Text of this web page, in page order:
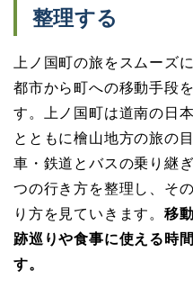
整理する
上ノ国町の旅をスムーズ
都市から町への移動手段
す。上ノ国町は道南の日
とともに檜山地方の旅の
車・鉄道とバスの乗り継
つの行き方を整理し、そ
り方を見ていきます。 移
跡巡りや食事に使える時
す。